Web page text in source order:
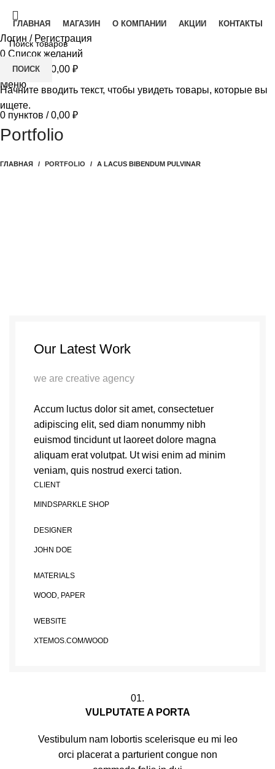
ГЛАВНАЯ МАГАЗИН О КОМПАНИИ АКЦИИ КОНТАКТЫ
Логин / Регистрация
0 Список желаний
пунктов 0,00 ₽
Меню
0 пунктов / 0,00 ₽
Portfolio
ГЛАВНАЯ PORTFOLIO A LACUS BIBENDUM PULVINAR
Our Latest Work
we are creative agency
Accum luctus dolor sit amet, consectetuer
adipiscing elit, sed diam nonummy nibh
euismod tincidunt ut laoreet dolore magna
aliquam erat volutpat. Ut wisi enim ad minim
veniam, quis nostrud exerci tation.
CLIENT
MINDSPARKLE SHOP
DESIGNER
JOHN DOE
MATERIALS
WOOD, PAPER
WEBSITE
XTEMOS.COM/WOOD
01.
VULPUTATE A PORTA
Vestibulum nam lobortis scelerisque eu mi leo
orci placerat a parturient congue non
ПОИСК
Начните вводить текст, чтобы увидеть товары, которые вы
ищете.